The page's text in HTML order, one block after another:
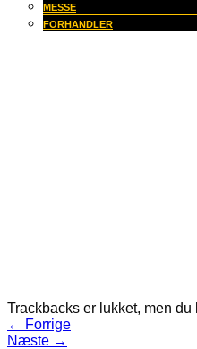
MESSE
FORHANDLER
Trackbacks er lukket, men du
← Forrige
Næste →